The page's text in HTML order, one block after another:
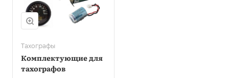
Тахографы
Комплектующие для
тахографов